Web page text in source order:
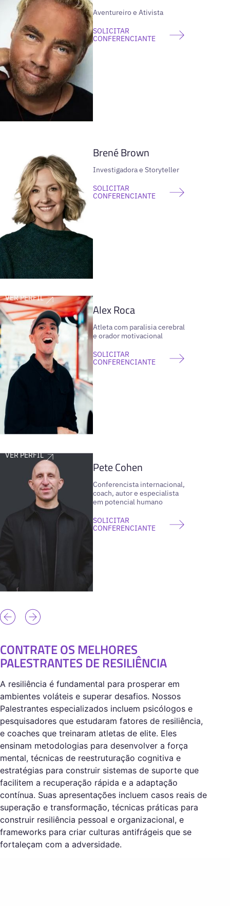
Aventureiro e Ativista
SOLICITAR
CONFERENCIANTE
Brené Brown
Investigadora e Storyteller
SOLICITAR
CONFERENCIANTE
VER PERFIL
Alex Roca
Atleta com paralisia cerebral
e orador motivacional
SOLICITAR
CONFERENCIANTE
VER PERFIL
Pete Cohen
Conferencista internacional,
coach, autor e especialista
em potencial humano
SOLICITAR
CONFERENCIANTE
CONTRATE OS MELHORES
PALESTRANTES DE RESILIÊNCIA
A resiliência é fundamental para prosperar em
ambientes voláteis e superar desafios. Nossos
Palestrantes especializados incluem psicólogos e
pesquisadores que estudaram fatores de resiliência,
e coaches que treinaram atletas de elite. Eles
ensinam metodologias para desenvolver a força
mental, técnicas de reestruturação cognitiva e
estratégias para construir sistemas de suporte que
facilitem a recuperação rápida e a adaptação
contínua. Suas apresentações incluem casos reais de
superação e transformação, técnicas práticas para
construir resiliência pessoal e organizacional, e
frameworks para criar culturas antifrágeis que se
fortaleçam com a adversidade.